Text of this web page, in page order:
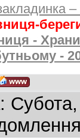
-
-